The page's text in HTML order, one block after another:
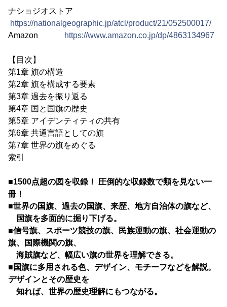
ナショジオストア
https://nationalgeographic.jp/atcl/product/21/052500017/
Amazon
https://www.amazon.co.jp/dp/4863134967
【目次】
第1章 旗の構造
第2章 旗を構成する要素
第3章 過去を振り返る
第4章 国と国旗の歴史
第5章 アイデンティティの共有
第6章 共通言語としての旗
第7章 世界の旗をめぐる
索引
■1500点超の図を収録！ 圧倒的な収録数で類を見ない一
冊！
■世界の国旗、過去の国旗、来歴、地方自治体の旗など、
国旗を多面的に掘り下げる。
■信号旗、スポーツ競技の旗、民族運動の旗、社会運動の
旗、国際機関の旗、
海賊旗など、幅広い旗の世界を理解できる。
■国旗に多用される色、デザイン、モチーフなどを解説。
デザインとその歴史を
知れば、世界の歴史理解にもつながる。